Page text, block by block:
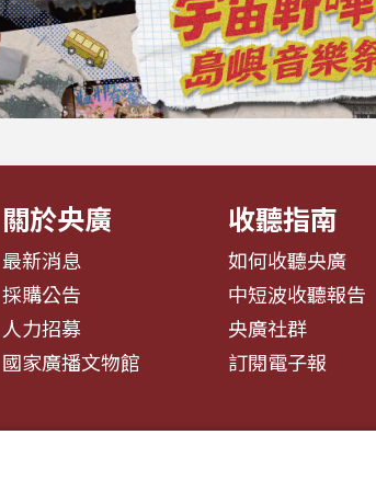
關於央廣
最新消息
採購公告
人力招募
國家廣播文物館
收聽指南
如何收聽央廣
中短波收聽報告
央廣社群
訂閱電子報